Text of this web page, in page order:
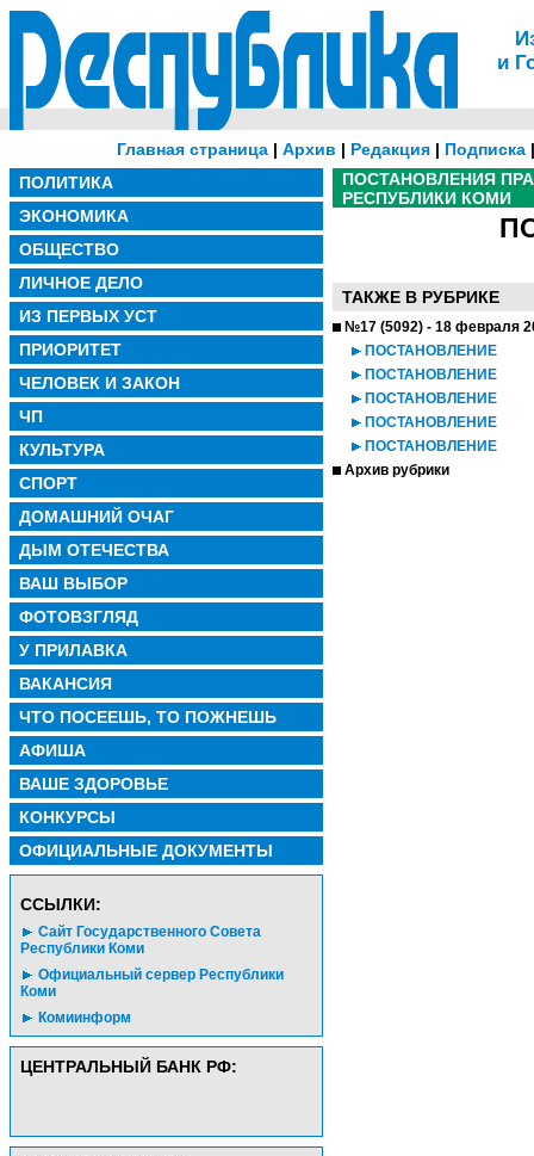
и
Главная страница | Архив | Редакция | Подписка
ПОЛИТИКА
ЭКОНОМИКА
ОБЩЕСТВО
ЛИЧНОЕ ДЕЛО
ИЗ ПЕРВЫХ УСТ
ПРИОРИТЕТ
ЧЕЛОВЕК И ЗАКОН
ЧП
КУЛЬТУРА
СПОРТ
ДОМАШНИЙ ОЧАГ
ДЫМ ОТЕЧЕСТВА
ВАШ ВЫБОР
ФОТОВЗГЛЯД
У ПРИЛАВКА
ВАКАНСИЯ
ЧТО ПОСЕЕШЬ, ТО ПОЖНЕШЬ
АФИША
ВАШЕ ЗДОРОВЬЕ
КОНКУРСЫ
ОФИЦИАЛЬНЫЕ ДОКУМЕНТЫ
CСЫЛКИ:
Сайт Государственного Совета
Республики Коми
Официальный сервер Республики
Коми
Комиинформ
ЦЕНТРАЛЬНЫЙ БАНК РФ:
ПОСТАНОВЛЕНИЯ
РЕСПУБЛИКИ КОМИ
ТАКЖЕ В РУБРИКЕ
№17 (5092) - 18 февраля
ПОСТАНОВЛЕНИЕ
ПОСТАНОВЛЕНИЕ
ПОСТАНОВЛЕНИЕ
ПОСТАНОВЛЕНИЕ
ПОСТАНОВЛЕНИЕ
Архив рубрики